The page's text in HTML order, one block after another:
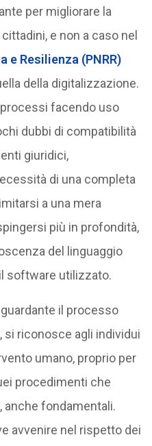
per migliorare la
e non a caso nel
e Resilienza (PNRR)
della digitalizzazione.
facendo uso
dubbi di compatibilità
giuridici,
di una completa
a una mera
più in profondità,
del linguaggio
software utilizzato.
il processo
riconosce agli individui
umano, proprio per
procedimenti che
fondamentali.
avvenire nel rispetto dei